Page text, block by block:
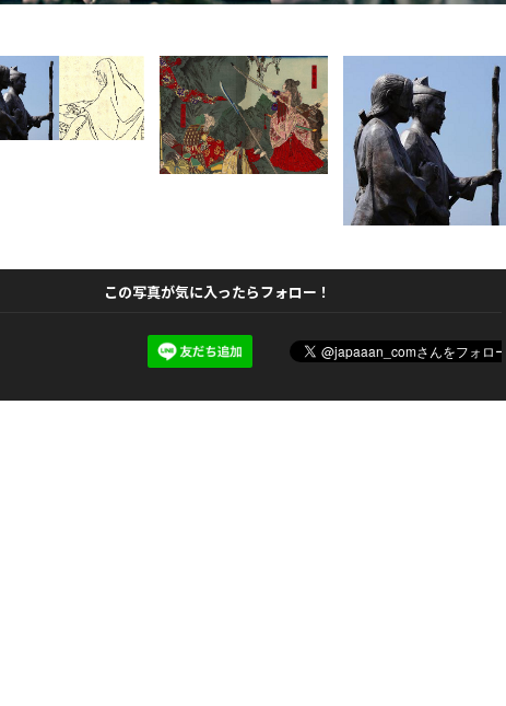
この写真が気に入ったらフォロー！